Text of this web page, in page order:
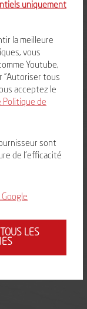
uniquement
la meilleure
vous
Youtube,
"Autoriser tous
acceptez le
Politique de
sont
de l'efficacité
LES
des volcans et
secrets du
le parc vous
son ouverture, le parc a